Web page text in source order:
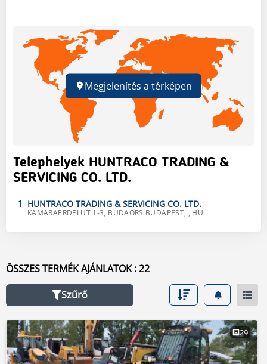
Telephelyek HUNTRACO TRADING &
SERVICING CO. LTD.
1 HUNTRACO TRADING & SERVICING CO. LTD.
KAMARAERDEI UT 1-3, BUDAORS BUDAPEST, , HU
Megjelenítés a térképen
ÖSSZES TERMÉK AJÁNLATOK : 22
Szűrő
29